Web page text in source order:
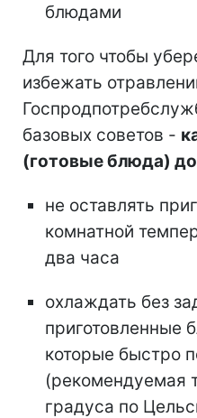
блюдами
Для того чтобы
избежать
базовых советов -
(готовые блюда)
не оставлять
комнатной
два часа
охлаждать без
приготовленные
которые быстро
(рекомендуемая
градуса по